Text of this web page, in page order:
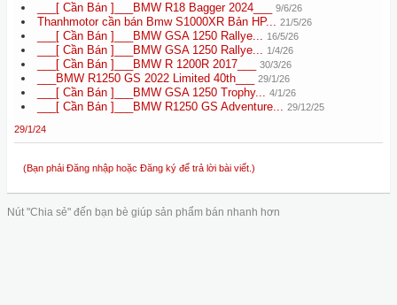
___[ Cần Bán ]___BMW R18 Bagger 2024___ 9/6/26
Thanhmotor cần bán Bmw S1000XR Bản HP... 21/5/26
___[ Cần Bán ]___BMW GSA 1250 Rallye... 16/5/26
___[ Cần Bán ]___BMW GSA 1250 Rallye... 1/4/26
___[ Cần Bán ]___BMW R 1200R 2017___ 30/3/26
___BMW R1250 GS 2022 Limited 40th___ 29/1/26
___[ Cần Bán ]___BMW GSA 1250 Trophy... 4/1/26
___[ Cần Bán ]___BMW R1250 GS Adventure... 29/12/25
29/1/24
(Bạn phải Đăng nhập hoặc Đăng ký để trả lời bài viết.)
Nút "Chia sẻ" đến bạn bè giúp sản phẩm bán nhanh hơn